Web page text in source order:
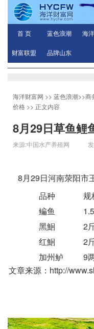
首 页 蓝色浪潮 海
财富联盟 品牌山东
海洋财富网 >> 蓝色浪潮>>商
价格 >> 正文内容
8月29日草鱼鲤
来源:中国水产养殖网 发
8月29日河南荥阳市
品种
规
鳊鱼
黑鮰
2
红鮰
2
加州鲈
9
文章来源：http://